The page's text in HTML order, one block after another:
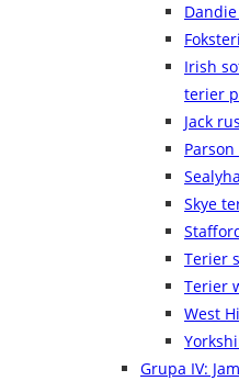
Irish
terier
Jack
Skye
Terier
Terier
West
Grupa IV: